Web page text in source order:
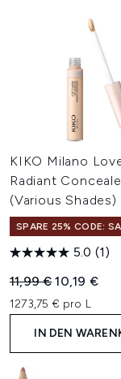
KIKO Milano
Radiant
(Various Shades)
SPARE 25% CODE:
5.0 (1)
Unverbindliche
11,99 €Aktueller
10,19 €
1273,75 € pro L
IN DEN